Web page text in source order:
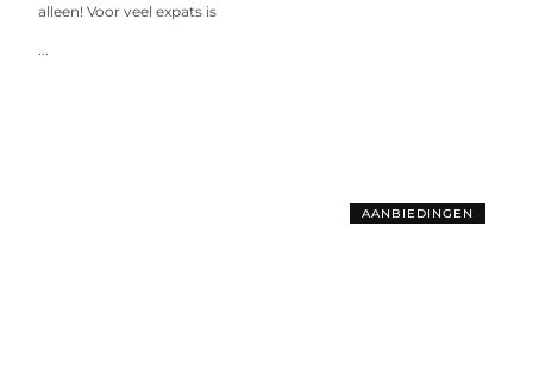
alleen! Voor veel expats is
...
AANBIEDINGEN